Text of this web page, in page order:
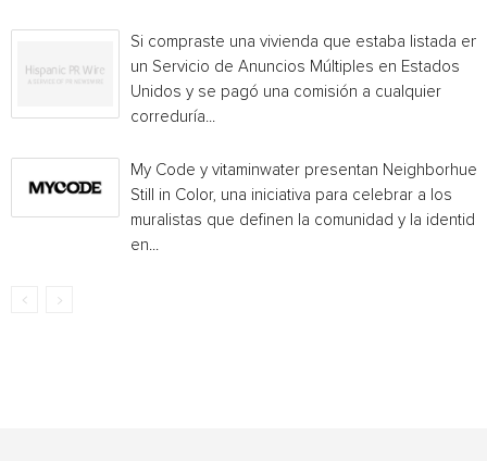
Si compraste una vivienda que estaba listada en
un Servicio de Anuncios Múltiples en Estados
Unidos y se pagó una comisión a cualquier
correduría...
My Code y vitaminwater presentan Neighborhue:
Still in Color, una iniciativa para celebrar a los
muralistas que definen la comunidad y la
en...